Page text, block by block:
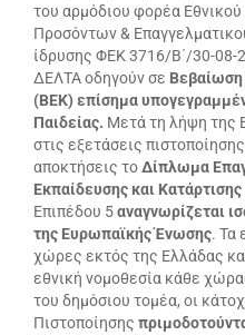
του αρμόδιου φορέα
Προσόντων &
ίδρυσης ΦΕΚ 3716/Β΄/30-08-
ΔΕΛΤΑ οδηγούν σε Βεβαίωση
(ΒΕΚ) επίσημα
Παιδείας. Μετά τη λήψη της
στις εξετάσεις
αποκτήσεις τοΔίπλωμα
Εκπαίδευσης και Κατάρτισης
Επιπέδου 5αναγνωρίζεται
της Ευρωπαϊκής Ένωσης. Τα
χώρες εκτός της Ελλάδας
εθνική νομοθεσία κάθε
του δημόσιου τομέα, οι
Πιστοποίησης